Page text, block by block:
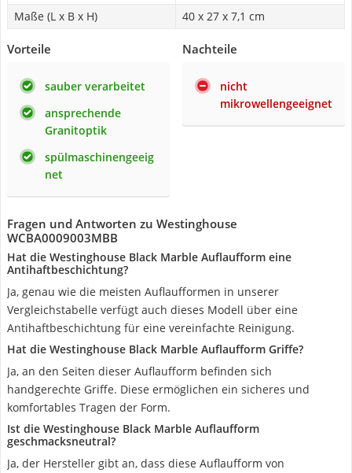
Maße (L x B x H)
40 x 27 x 7,1 cm
Vorteile
sauber verarbeitet
ansprechende
Granitoptik
spülmaschinengeeig
net
Nachteile
nicht
mikrowellengeeignet
Fragen und Antworten zu Westinghouse
WCBA0009003MBB
Hat die Westinghouse Black Marble Auflaufform eine
Antihaftbeschichtung?
Ja, genau wie die meisten Auflaufformen in unserer
Vergleichstabelle verfügt auch dieses Modell über eine
Antihaftbeschichtung für eine vereinfachte Reinigung.
Hat die Westinghouse Black Marble Auflaufform Griffe?
Ja, an den Seiten dieser Auflaufform befinden sich
handgerechte Griffe. Diese ermöglichen ein sicheres und
komfortables Tragen der Form.
Ist die Westinghouse Black Marble Auflaufform
geschmacksneutral?
Ja, der Hersteller gibt an, dass diese Auflaufform von